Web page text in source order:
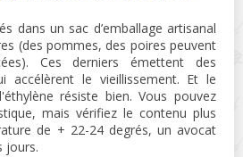
dans un sac d’emballage artisanal
(des pommes, des poires peuvent
Ces derniers émettent des
accélèrent le vieillissement. Et le
résiste bien. Vous pouvez
mais vérifiez le contenu plus
de + 22-24 degrés, un avocat
jours.